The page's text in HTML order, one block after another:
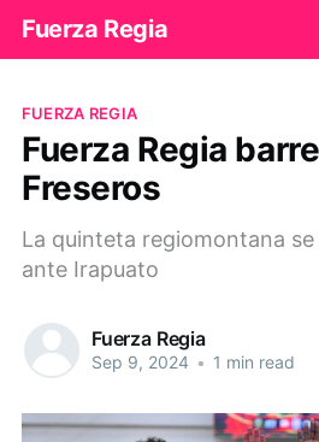
Fuerza Regia
FUERZA REGIA
Fuerza Regia
Freseros
La quinteta regiomontana
ante Irapuato
Fuerza Regia
Sep 9, 2024 • 1 min read